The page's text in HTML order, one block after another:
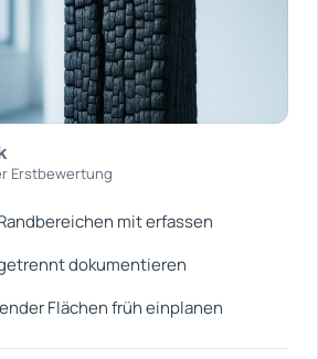
Erstbewertung
mit erfassen
dokumentieren
Flächen früh einplanen